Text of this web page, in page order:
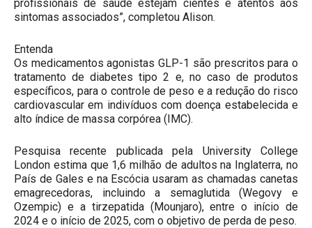
profissionais de saúde estejam cientes e atentos aos
sintomas associados”, completou Alison.
Entenda
Os medicamentos agonistas GLP-1 são prescritos para o
tratamento de diabetes tipo 2 e, no caso de produtos
específicos, para o controle de peso e a redução do risco
cardiovascular em indivíduos com doença estabelecida e
alto índice de massa corpórea (IMC).
Pesquisa recente publicada pela University College
London estima que 1,6 milhão de adultos na Inglaterra, no
País de Gales e na Escócia usaram as chamadas canetas
emagrecedoras, incluindo a semaglutida (Wegovy e
Ozempic) e a tirzepatida (Mounjaro), entre o início de
2024 e o início de 2025, com o objetivo de perda de peso.